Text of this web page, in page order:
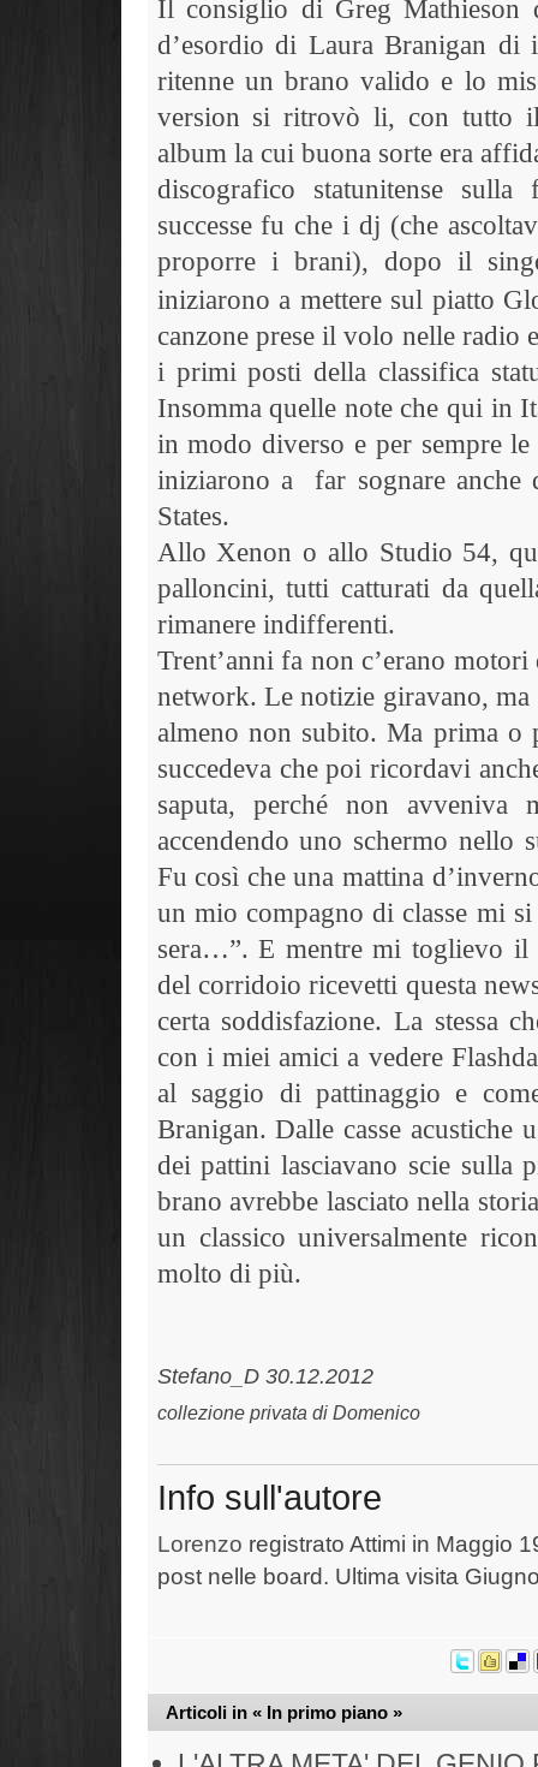
Il consiglio di Greg
d’esordio di Laura Branigan
ritenne un brano valido e lo
version si ritrovò li, con tutto il
album la cui buona sorte era
discografico statunitense
successe fu che i dj (che
proporre i brani), dopo il
iniziarono a mettere sul piatto
canzone prese il volo nelle radio
i primi posti della classifica
Insomma quelle note che qui in
in modo diverso e per sempre
iniziarono a
far sognare anche
States.
Allo Xenon o allo Studio 54,
palloncini, tutti catturati da
rimanere indifferenti.
Trent’anni fa non c’erano
network. Le notizie giravano,
almeno non subito. Ma prima o
succedeva che poi ricordavi
saputa, perché non
accendendo uno schermo nello
Fu così che una mattina
un mio compagno di classe mi
sera…”. E mentre mi toglievo il
del corridoio ricevetti questa
certa soddisfazione. La stessa
con i miei amici a vedere
al saggio di pattinaggio e
Branigan. Dalle casse acustiche
dei pattini lasciavano scie sulla
brano avrebbe lasciato nella
un classico universalmente
molto di più.
Stefano_D
collezione privata di Domenico
Info sull'autore
Lorenzo registrato Attimi in Maggio
post nelle board. Ultima visita
Articoli in « In primo piano »